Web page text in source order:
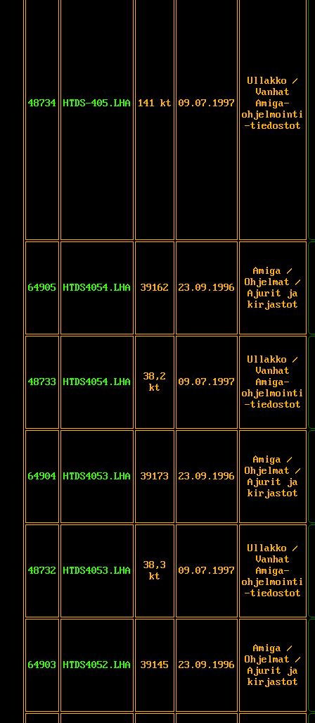
48734 HTDS-405.LHA 141 kt 09.07.1997
Ullakko /
Vanhat
Amiga-
ohjelmointi
-tiedostot
64905 HTDS4054.LHA 39162 23.09.1996
Amiga /
Ohjelmat /
Ajurit ja
kirjastot
48733 HTDS4054.LHA
38,2
kt
09.07.1997
Ullakko /
Vanhat
Amiga-
ohjelmointi
-tiedostot
64904 HTDS4053.LHA 39173 23.09.1996
Amiga /
Ohjelmat /
Ajurit ja
kirjastot
48732 HTDS4053.LHA
38,3
kt
09.07.1997
Ullakko /
Vanhat
Amiga-
ohjelmointi
-tiedostot
64903 HTDS4052.LHA 39145 23.09.1996
Amiga /
Ohjelmat /
Ajurit ja
kirjastot